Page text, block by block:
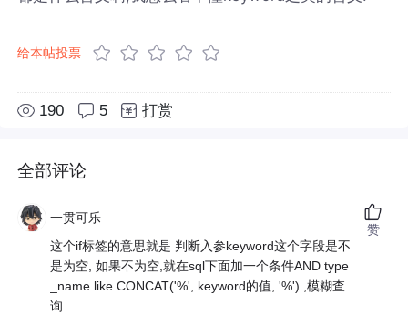
给本帖投票
190 5 打赏
全部评论
一贯可乐
这个if标签的意思就是 判断入参keyword这个字段是不
是为空, 如果不为空,就在sql下面加一个条件AND type
_name like CONCAT('%', keyword的值, '%') ,模糊查
询
赞